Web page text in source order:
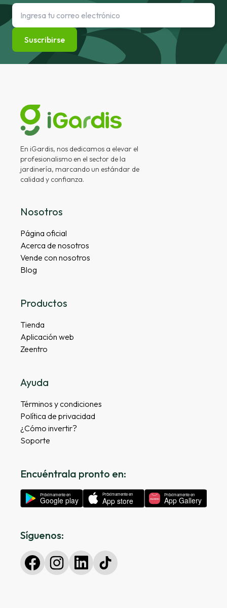
Suscribirse
En iGardis, nos dedicamos a elevar el
profesionalismo en el sector de la
jardinería, marcando un estándar de
calidad y confianza.
Nosotros
Página oficial
Acerca de nosotros
Vende con nosotros
Blog
Productos
Tienda
Aplicación web
Zeentro
Ayuda
Términos y condiciones
Política de privacidad
¿Cómo invertir?
Soporte
Encuéntrala pronto en:
Síguenos: